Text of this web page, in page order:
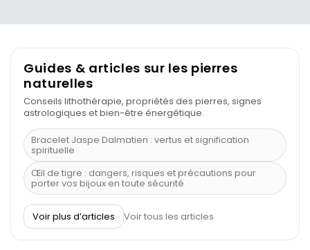
Guides & articles sur les pierres
naturelles
Conseils lithothérapie, propriétés des pierres, signes
astrologiques et bien-être énergétique.
Bracelet Jaspe Dalmatien : vertus et signification
spirituelle
Œil de tigre : dangers, risques et précautions pour
porter vos bijoux en toute sécurité
À quel poignet porter un bracelet de pierre
Découvrez le scorpion et ses pierres
Voir plus d’articles Voir tous les articles